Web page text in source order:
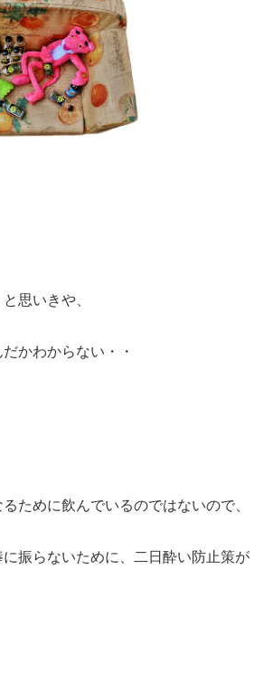
思いきや、
かわからない・・
ために飲んでいるのではないので、
振らないために、二日酔い防止策が